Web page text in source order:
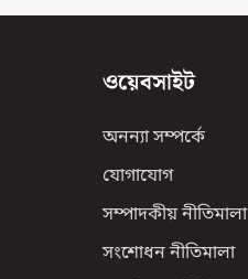
ওয়েবসাইট
অনন্যা সম্পর্কে
যোগাযোগ
সম্পাদকীয় নীতিমালা
সংশোধন নীতিমালা